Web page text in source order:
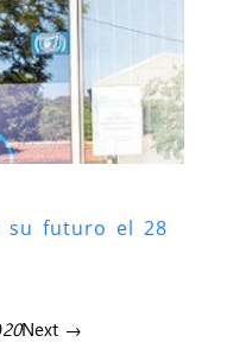
su futuro el 28
20Next →